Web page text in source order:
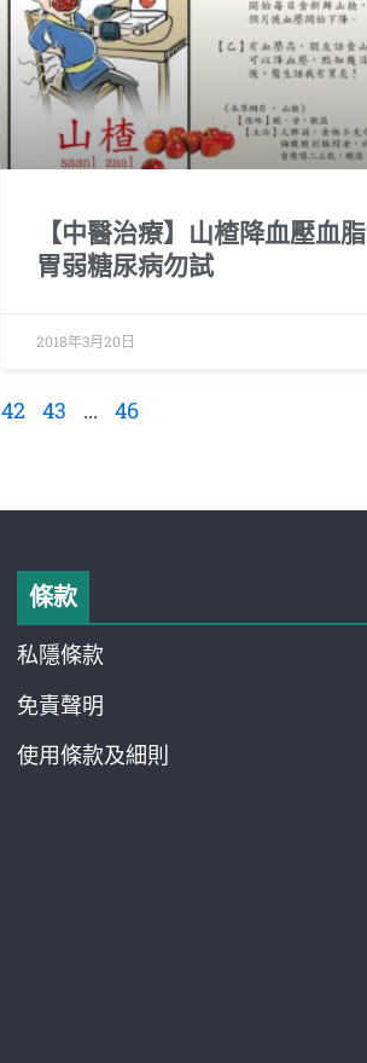
【中醫治療】山楂降血壓血脂
胃弱糖尿病勿試
2018年3月20日
42 43 ... 46
條款
私隱條款
免責聲明
使用條款及細則